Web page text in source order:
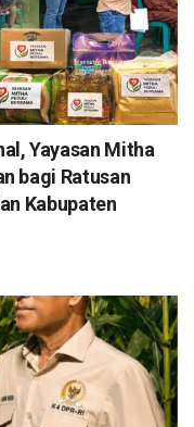
Yayasan Mitha
bagi Ratusan
Kabupaten